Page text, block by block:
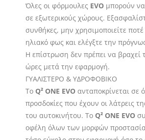
Όλες οι φόρμουλες EVO μπορούν
σε εξωτερικούς χώρους.
συνθήκες, μην χρησιμοποιείτε
ηλιακό φως και ελέγξτε την
Η επίστρωση δεν πρέπει να βραχεί
ώρες μετά την εφαρμογή.
ΓΥΑΛΙΣΤΕΡΟ & ΥΔΡΟΦΟΒΙΚΟ
Το Q² ONE EVO ανταποκρίνεται σε
προσδοκίες που έχουν οι λάτρεις
του αυτοκινήτου. Το Q² ONE EVO
οφέλη όλων των μορφών